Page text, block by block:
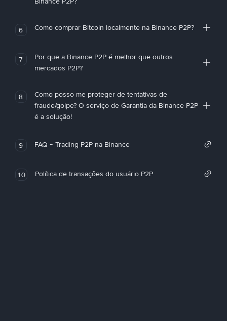
6 Como comprar Bitcoin localmente na Binance P2P?
7
Por que a Binance P2P é melhor que outros
mercados P2P?
8
Como posso me proteger de tentativas de
fraude/golpe? O serviço de Garantia da Binance P2P
é a solução!
9 FAQ - Trading P2P na Binance
10 Política de transações do usuário P2P